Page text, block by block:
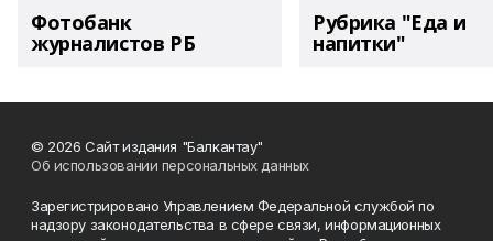
Фотобанк
журналистов РБ
Рубрика "Еда и
напитки"
© 2026 Сайт издания "Балкантау"
Об использовании персональных данных
Зарегистрировано Управлением Федеральной службой по
надзору законодательства в сфере связи, информационных